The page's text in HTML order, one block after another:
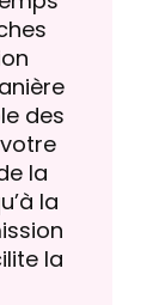
des
la
la
la